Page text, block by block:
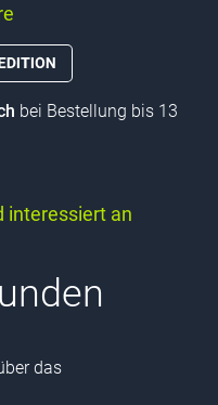
bei Bestellung bis 13
interessiert an
das